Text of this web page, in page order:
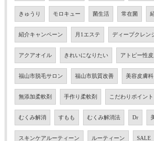
きゅうり モロキュー 菌生活 常在菌
紹介キャンペーン 月1エステ ディープクレン
アクアオイル きれいになりたい アトピー性
福山市脱毛サロン 福山市肌質改善 美容皮膚科
無添加柔軟剤 手作り柔軟剤 こだわりポイント
むくみ解消 すもも むくみ解消法 Dr
スキンケアルーティーン ルーティーン SALE